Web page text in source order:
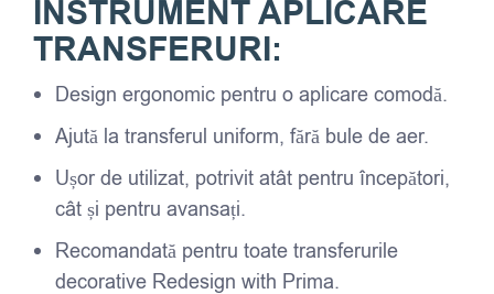
INSTRUMENT APLICARE
TRANSFERURI:
Design ergonomic pentru o aplicare comodă.
Ajută la transferul uniform, fără bule de aer.
Ușor de utilizat, potrivit atât pentru începători,
cât și pentru avansați.
Recomandată pentru toate transferurile
decorative Redesign with Prima.